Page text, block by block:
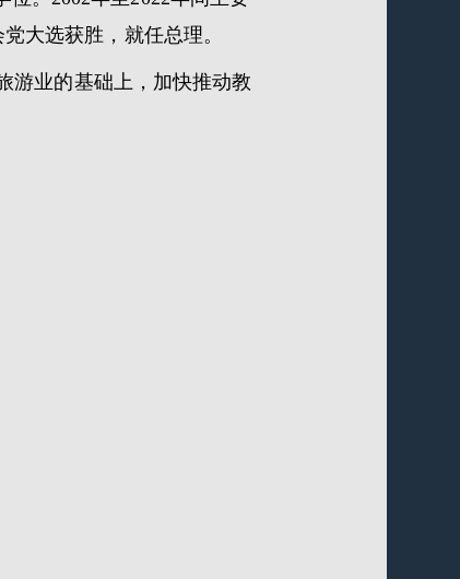
大选获胜，就任总理。
游业的基础上，加快推动教